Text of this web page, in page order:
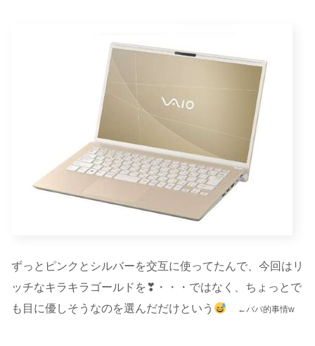
ずっとピンクとシルバーを交互に使ってたんで、今回はリ
ッチなキラキラゴールドを❣・・・ではなく、ちょっとで
も目に優しそうなのを選んだだけという
←ババ的事情w